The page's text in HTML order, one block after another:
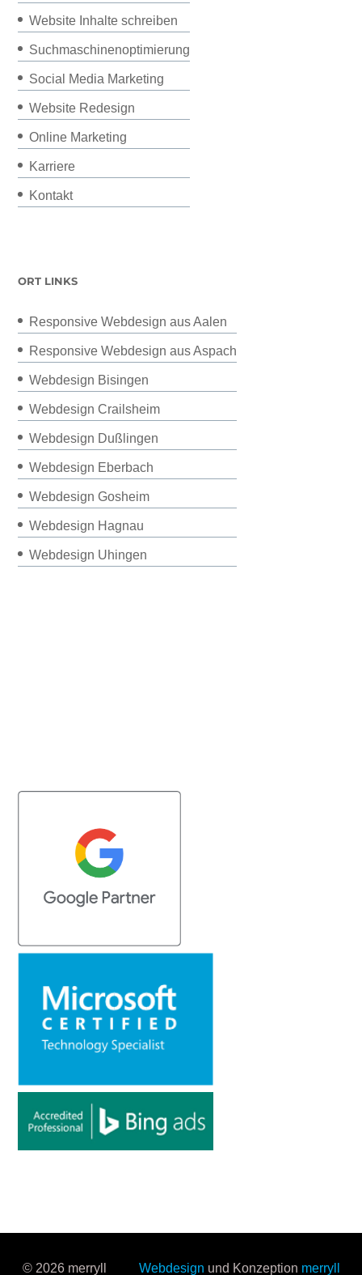
Website Inhalte schreiben
Suchmaschinenoptimierung
Social Media Marketing
Website Redesign
Online Marketing
Karriere
Kontakt
ORT LINKS
Responsive Webdesign aus Aalen
Responsive Webdesign aus Aspach
Webdesign Bisingen
Webdesign Crailsheim
Webdesign Dußlingen
Webdesign Eberbach
Webdesign Gosheim
Webdesign Hagnau
Webdesign Uhingen
© 2026 merryll Webdesign und Konzeption merryll